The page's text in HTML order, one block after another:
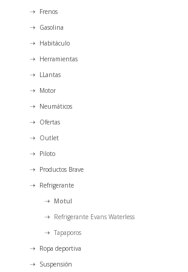
Frenos
Gasolina
Habitáculo
Herramientas
LLantas
Motor
Neumáticos
Ofertas
Outlet
Piloto
Productos Brave
Refrigerante
Motul
Refrigerante Evans Waterless
Tapaporos
Ropa deportiva
Suspensión